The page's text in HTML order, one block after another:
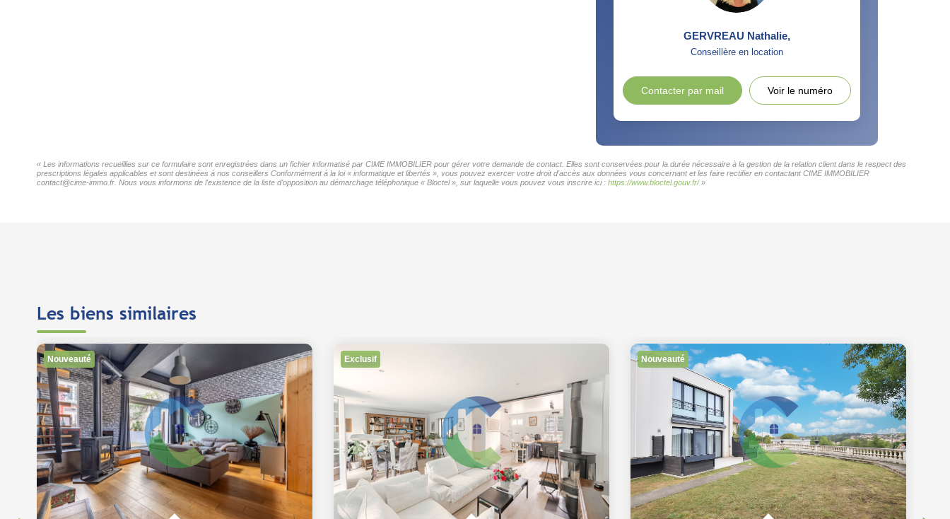
GERVREAU Nathalie,
Conseillère en location
Contacter par mail Voir le numéro
« Les informations recueillies sur ce formulaire sont enregistrées dans un fichier informatisé par CIME IMMOBILIER pour gérer votre demande de contact. Elles sont conservées pour la durée nécessaire à la gestion de la relation client dans le respect des
prescriptions légales applicables et sont destinées à nos conseillers Conformément à la loi « informatique et libertés », vous pouvez exercer votre droit d'accès aux données vous concernant et les faire rectifier en contactant CIME IMMOBILIER
contact@cime-immo.fr. Nous vous informons de l'existence de la liste d'opposition au démarchage téléphonique « Bloctel », sur laquelle vous pouvez vous inscrire ici : https://www.bloctel.gouv.fr/»
Les biens similaires
Nouveauté Exclusif Nouveauté